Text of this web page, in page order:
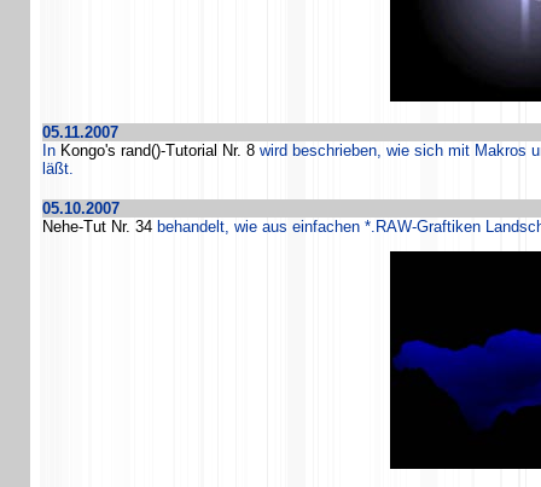
05.11.2007
In Kongo's rand()-Tutorial Nr. 8 wird beschrieben, wie sich mit Makros
läßt.
05.10.2007
Nehe-Tut Nr. 34 behandelt, wie aus einfachen *.RAW-Graftiken